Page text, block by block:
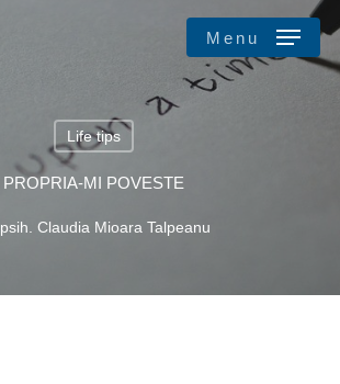
Menu
Life tips
PROPRIA-MI POVESTE
psih. Claudia Mioara Talpeanu
Close